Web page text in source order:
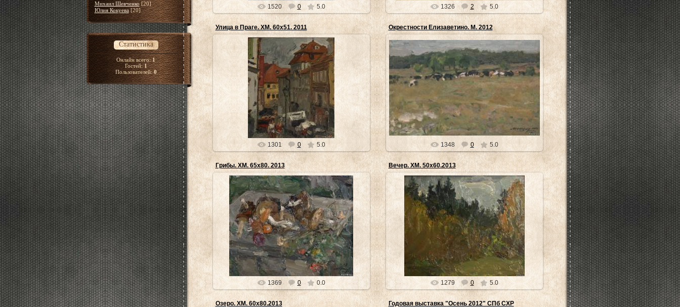
Михаил Шевченко [20]
Юлия Кокуева [20]
Статистика
Онлайн всего:1
Гостей:1
Пользователей:0
1520 0 5.0 1326 2 5.0
Улица в Праге. ХМ. 60х51. 2011
24.04.2014
"... его картины некрасивы, а их цимес состоит в
том, что автор – профессиональный художник –
это знает и бескомпроми...
museyra
1301 0 5.0
Окрестности Елизаветино. М. 2012
24.04.2014
"...это непросто – глаз и эстетическое требует
всегда танцующих берёзок и прочих красот – мира,
выстроенного артистом...
museyra
1348 0 5.0
Грибы. ХМ. 65х80. 2013
30.04.2014
Картины Михаила Шевченко неброски и потому
непривлекательны для неискушенного зрителя. Для
того, чтобы понять и "умет...
museyra
1369 0 0.0
Вечер. ХМ. 50х60.2013
30.04.2014
"Шевченко пишет не всегда красивый мир, который
надо уметь принимать, как он есть. Шевченко не
делает того, что сдела...
museyra
1279 0 5.0
Озеро. ХМ. 60х80.2013 Годовая выставка "Осень 2012" СПб СХР